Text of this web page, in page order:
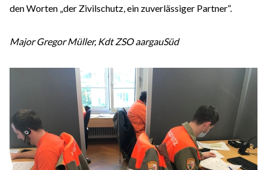
den Worten „der Zivilschutz, ein zuverlässiger Partner“.
Major Gregor Müller, Kdt ZSO aargauSüd